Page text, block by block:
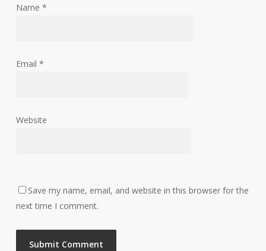
Name *
Email *
Website
Save my name, email, and website in this browser for the
next time I comment.